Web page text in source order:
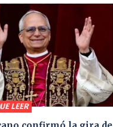
LEER